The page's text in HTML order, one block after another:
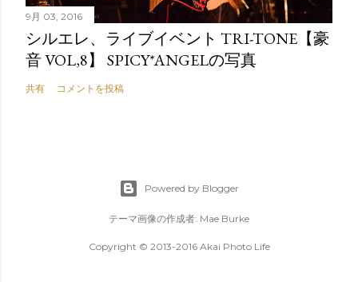
9月 03, 2016
シルエレ、ライブイベント TRI-TONE【豪
音 VOL,8】 SPICY*ANGELの写真
共有 コメントを投稿
Powered by Blogger
テーマ画像の作成者: Mae Burke
Copyright © 2013-2016 Akai Photo Life